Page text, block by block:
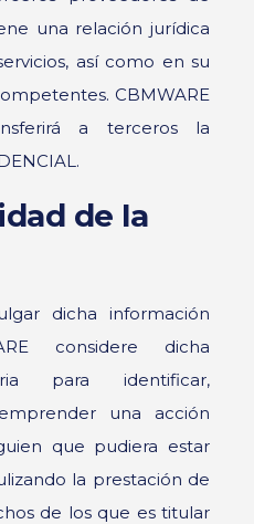
una relación jurídica
así como en su
CBMWARE
a terceros la
de la
dicha información
considere dicha
para identificar,
una acción
que pudiera estar
la prestación de
de los que es titular